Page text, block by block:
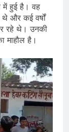
में हुई है। वह
थे और कई वर्षों
रहे थे। उनकी
माहौल है।